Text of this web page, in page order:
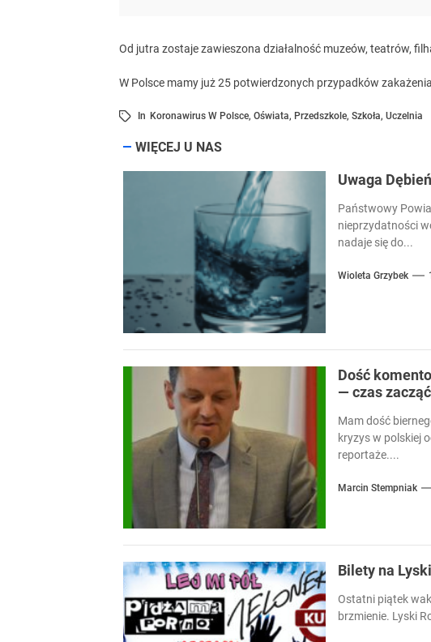
Od jutra zostaje zawieszona działalność muzeów, teatrów,
W Polsce mamy już 25 potwierdzonych przypadków
In Koronawirus W Polsce, Oświata, Przedszkole, Szkoła, Uczelnia
WIĘCEJ U NAS
Uwaga
Państwowy
nieprzydatności
nadaje się do...
Wioleta Grzybek
Dość
— czas
Mam dość
kryzys w polskiej
reportaże....
Marcin Stempniak
Bilety na
Ostatni piątek
brzmienie. Lyski